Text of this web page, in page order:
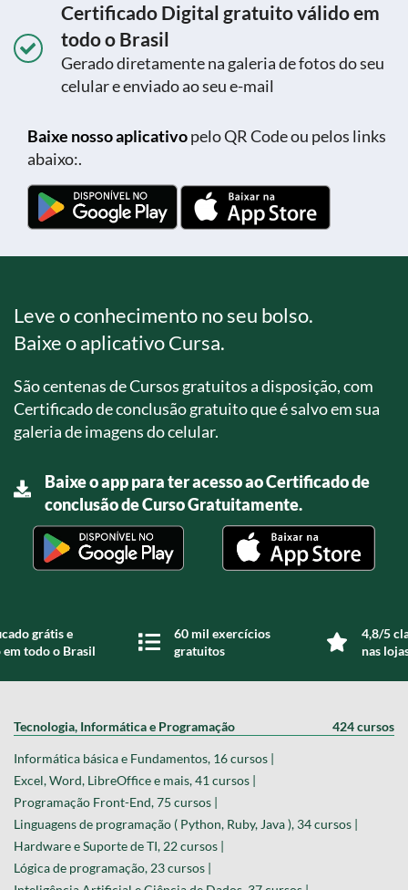
Certificado Digital gratuito válido em
todo o Brasil
Gerado diretamente na galeria de fotos do seu
celular e enviado ao seu e-mail
Baixe nosso aplicativopelo QR Code ou pelos links
abaixo:.
Leve o conhecimento no seu bolso.
Baixe o aplicativo Cursa.
São centenas de Cursos gratuitos a disposição, com
Certificado de conclusão gratuito que é salvo em sua
galeria de imagens do celular.
Baixe o app para ter acesso ao Certificado de
conclusão de Curso Gratuitamente.
grátis e
todo o Brasil
60 mil exercícios
gratuitos
4,8/5
nas
Tecnologia, Informática e Programação 424 cursos
Informática básica e Fundamentos, 16 cursos |
Excel, Word, LibreOffice e mais, 41 cursos |
Programação Front-End, 75 cursos |
Linguagens de programação ( Python, Ruby, Java ), 34 cursos |
Hardware e Suporte de TI, 22 cursos |
Lógica de programação, 23 cursos |